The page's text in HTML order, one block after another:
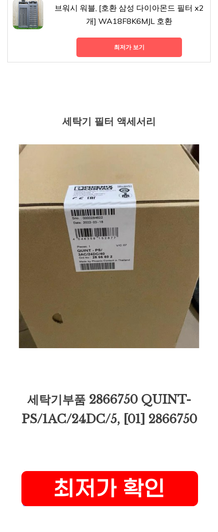
브워시 워블, [호환 삼성 다이아몬드 필터 x2
개] WA18F8K6MJL 호환
최저가 보기
세탁기 필터 액세서리
세탁기부품 2866750 QUINT-
PS/1AC/24DC/5, [01] 2866750